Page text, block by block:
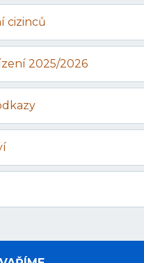
cizinců
2025/2026